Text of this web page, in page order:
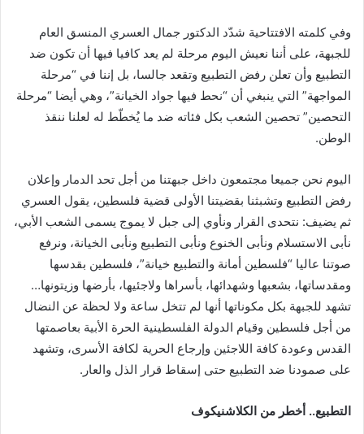
وفي كلمته الافتتاحية شدّد الدكتور جمال العسري المنسق العام
للجبهة، على أننا نعيش اليوم مرحلة لم يعد كافيا فيها أن تكون ضد
التطبيع وأن تعلن رفض التطبيع وتقعد جالسا، بل إننا في “مرحلة
المواجهة” التي ينبغي أن “نحط فيها جواد الخيانة”، وهي أيضا “مرحلة
التحصين” تحصين الشعب بكل فئاته ضد ما يُخطّط له لعلنا ننقذ
الوطن.
اليوم نحن جميعا مجتمعون داخل جبهتنا من أجل تحد الدمار وإعلان
رفض التطبيع وتشبثنا بقضيتنا الأولى قضية فلسطين، يقول العسري
ثم يضيف: نتحدى القرار ونأوي إلى جبل لا يموج يسمى الشعب الأبي،
نأبى الاستسلام ونأبى الخنوع ونأبى التطبيع ونأبى الخيانة، ونرفع
صوتنا عاليا “فلسطين أمانة والتطبيع خيانة”، فلسطين بقدسها
ومقدساتها، بشعبها وشهدائها، بأسراها ولاجئيها، بأرضها وزيتونها…
تشهد للجبهة بكل مكوناتها أنها لم تتخل ساعة ولا لحظة عن النضال
من أجل فلسطين وقيام الدولة الفلسطينية الحرة الأبية بعاصمتها
القدس وعودة كافة اللاجئين وإرجاع الحرية لكافة الأسرى، وتشهد
على صمودنا ضد التطبيع حتى إسقاط قرار الذل والعار.
التطبيع.. أخطر من الكلاشنيكوف